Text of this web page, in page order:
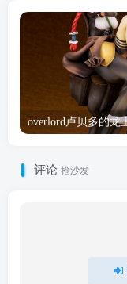
评论 抢沙发